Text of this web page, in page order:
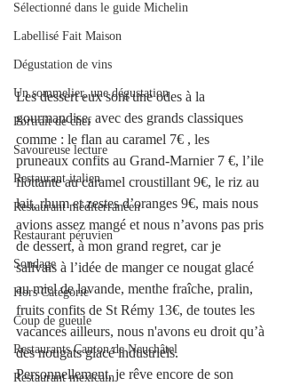
Sélectionné dans le guide Michelin
Labellisé Fait Maison
Dégustation de vins
Un sommelier, une dégustation
Portrait de chef
Savoureuse lecture
Restaurant italien
Restaurant méditerranéen
Restaurant péruvien
Sondage
Hors Catégorie
Coup de gueule
Restaurants Canton de Neuchâtel
Restaurant mexicain
Les dessert eux sont une odes à la
gourmandise, avec des grands classiques
comme : le flan au caramel 7€ , les
pruneaux confits au Grand-Marnier 7 €, l’ile
flottante au caramel croustillant 9€, le riz au
lait, rhum et zestes d’oranges 9€, mais nous
avions assez mangé et nous n’avons pas pris
de dessert, à mon grand regret, car je
salivais à l’idée de manger ce nougat glacé
au miel de lavande, menthe fraîche, pralin,
fruits confits de St Rémy 13€, de toutes les
vacances ailleurs, nous n'avons eu droit qu’à
des nougats glacé industriels.
Personnellement, je rêve encore de son